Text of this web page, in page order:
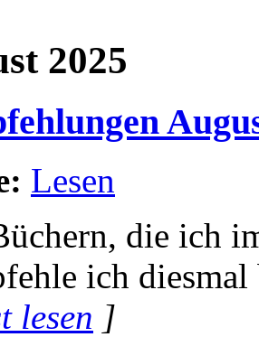
2025
Lesen
die ich
ich diesmal
lesen ]